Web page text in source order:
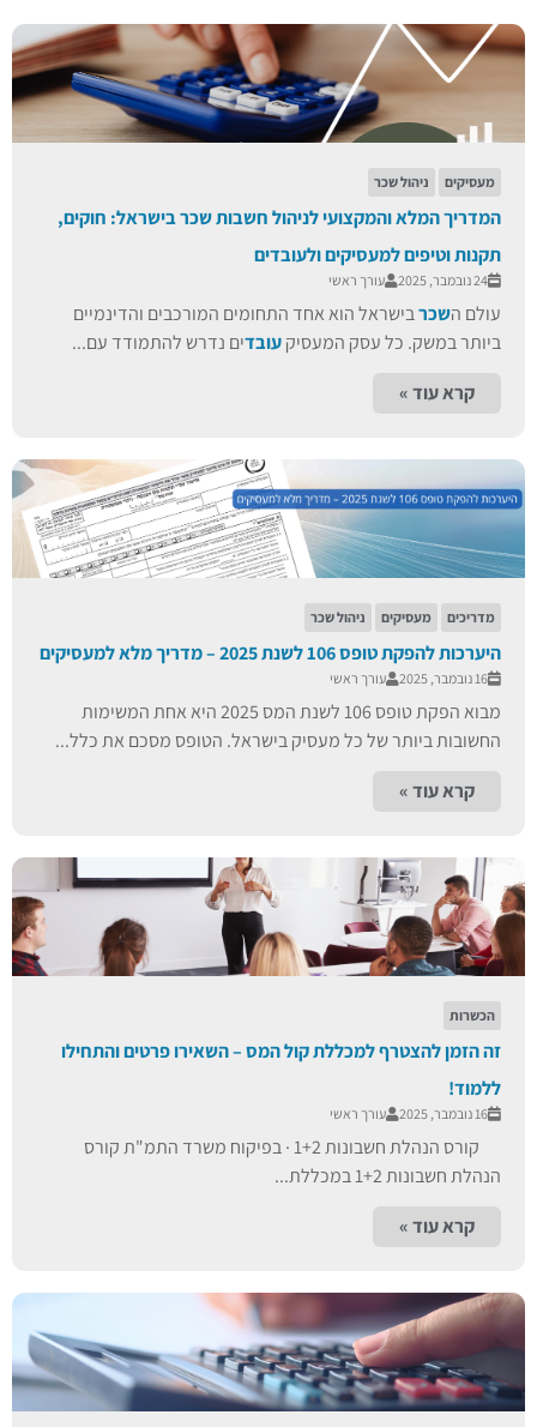
מעסיקים ניהול שכר
המדריך המלא והמקצועי לניהול חשבות שכר בישראל: חוקים,
תקנות וטיפים למעסיקים ולעובדים
24 נובמבר, 2025 עורך ראשי
עולם השכרבישראל הוא אחד התחומים המורכבים והדינמיים
ביותר במשק. כל עסק המעסיקעובדים נדרש להתמודד עם...
קרא עוד »
מדריכים מעסיקים ניהול שכר
היערכות להפקת טופס 106 לשנת 2025 – מדריך מלא למעסיקים
16 נובמבר, 2025 עורך ראשי
מבוא הפקת טופס 106 לשנת המס 2025 היא אחת המשימות
החשובות ביותר של כל מעסיק בישראל. הטופס מסכם את כלל...
קרא עוד »
הכשרות
זה הזמן להצטרף למכללת קול המס – השאירו פרטים והתחילו
ללמוד!
16 נובמבר, 2025 עורך ראשי
קורס הנהלת חשבונות 1+2 · בפיקוח משרד התמ"ת קורס
הנהלת חשבונות 1+2 במכללת...
קרא עוד »